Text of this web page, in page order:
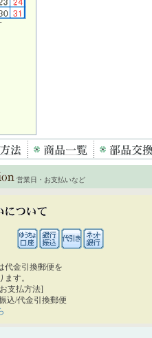
営業日・お支払いなど
代金引換郵便を
す。
支払方法]
込/代金引換郵便